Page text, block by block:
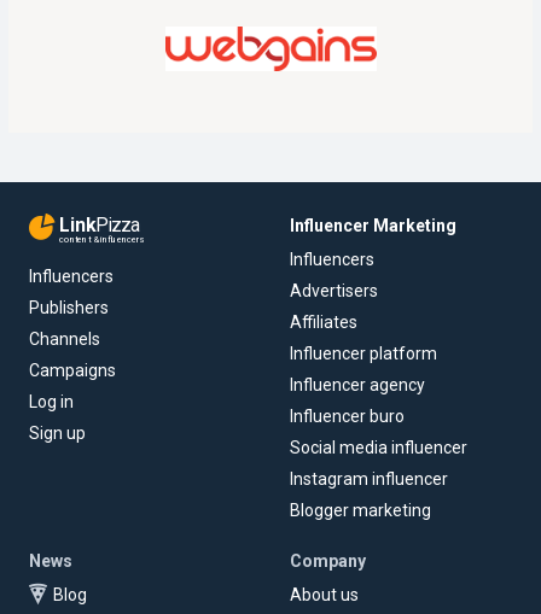
LinkPizza
content & influencers
Influencers
Publishers
Channels
Campaigns
Log in
Sign up
Influencer Marketing
Influencers
Advertisers
Affiliates
Influencer platform
Influencer agency
Influencer buro
Social media influencer
Instagram influencer
Blogger marketing
News
Blog
Company
About us